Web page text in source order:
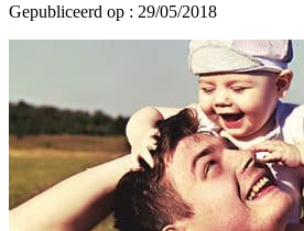
Gepubliceerd op : 29/05/2018